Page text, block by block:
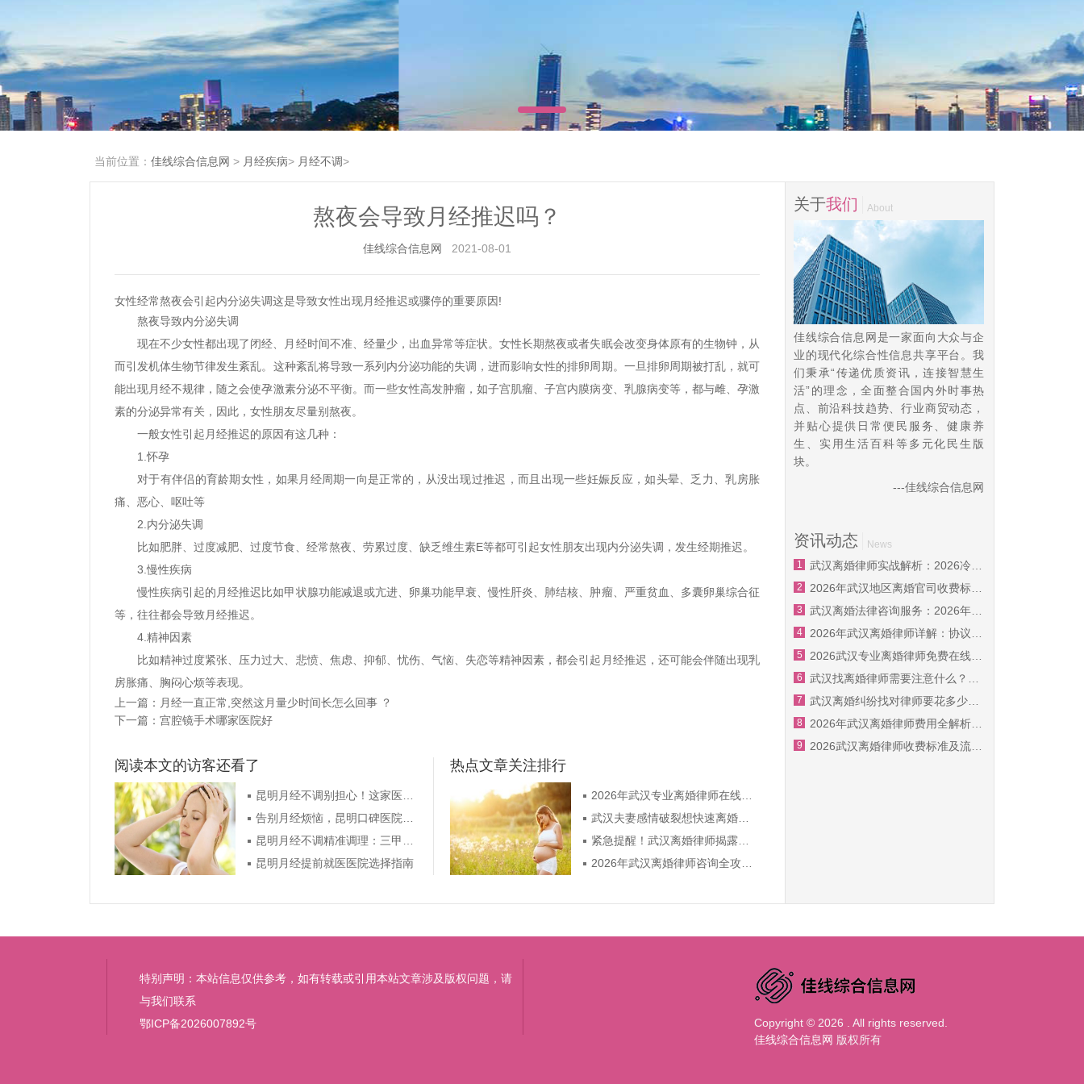
当前位置： 佳线综合信息网 > 月经疾病> 月经不调>
熬夜会导致月经推迟吗？
佳线综合信息网 2021-08-01
女性经常熬夜会引起内分泌失调这是导致女性出现月经推迟或骤停的重要原因!
熬夜导致内分泌失调
现在不少女性都出现了闭经、月经时间不准、经量少，出血异常等症状。女性长期熬夜或者失眠会改变身体原有的生物钟，从
而引发机体生物节律发生紊乱。这种紊乱将导致一系列内分泌功能的失调，进而影响女性的排卵周期。一旦排卵周期被打乱，就可
能出现月经不规律，随之会使孕激素分泌不平衡。而一些女性高发肿瘤，如子宫肌瘤、子宫内膜病变、乳腺病变等，都与雌、孕激
素的分泌异常有关，因此，女性朋友尽量别熬夜。
一般女性引起月经推迟的原因有这几种：
1.怀孕
对于有伴侣的育龄期女性，如果月经周期一向是正常的，从没出现过推迟，而且出现一些妊娠反应，如头晕、乏力、乳房胀
痛、恶心、呕吐等
2.内分泌失调
比如肥胖、过度减肥、过度节食、经常熬夜、劳累过度、缺乏维生素E等都可引起女性朋友出现内分泌失调，发生经期推迟。
3.慢性疾病
慢性疾病引起的月经推迟比如甲状腺功能减退或亢进、卵巢功能早衰、慢性肝炎、肺结核、肿瘤、严重贫血、多囊卵巢综合征
等，往往都会导致月经推迟。
4.精神因素
比如精神过度紧张、压力过大、悲愤、焦虑、抑郁、忧伤、气恼、失恋等精神因素，都会引起月经推迟，还可能会伴随出现乳
房胀痛、胸闷心烦等表现。
上一篇： 月经一直正常,突然这月量少时间长怎么回事 ？
下一篇： 宫腔镜手术哪家医院好
阅读本文的访客还看了
昆明月经提前就医医院选择指南
热点文章关注排行
关于我们 About
佳线综合信息网是一家面向大众与企
业的现代化综合性信息共享平台。我
们秉承“传递优质资讯，连接智慧生
活”的理念，全面整合国内外时事热
点、前沿科技趋势、行业商贸动态，
并贴心提供日常便民服务、健康养
生、实用生活百科等多元化民生版
块。
---佳线综合信息网
资讯动态
News
1
2
3
4
5
6
7
8
9
特别声明：本站信息仅供参考，如有转载或引用本站文章涉及版权问题，请
与我们联系
鄂ICP备2026007892号
Copyright © 2026 . All rights reserved.
佳线综合信息网 版权所有